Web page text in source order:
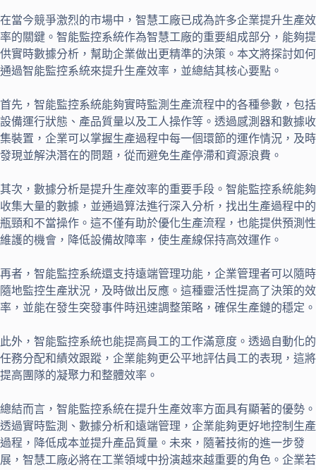
在當今競爭激烈的市場中，智慧工廠已成為許多企業提升生產效
率的關鍵。智能監控系統作為智慧工廠的重要組成部分，能夠提
供實時數據分析，幫助企業做出更精準的決策。本文將探討如何
通過智能監控系統來提升生產效率，並總結其核心要點。
首先，智能監控系統能夠實時監測生產流程中的各種參數，包括
設備運行狀態、產品質量以及工人操作等。透過感測器和數據收
集裝置，企業可以掌握生產過程中每一個環節的運作情況，及時
發現並解決潛在的問題，從而避免生產停滯和資源浪費。
其次，數據分析是提升生產效率的重要手段。智能監控系統能夠
收集大量的數據，並通過算法進行深入分析，找出生產過程中的
瓶頸和不當操作。這不僅有助於優化生產流程，也能提供預測性
維護的機會，降低設備故障率，使生產線保持高效運作。
再者，智能監控系統還支持遠端管理功能，企業管理者可以隨時
隨地監控生產狀況，及時做出反應。這種靈活性提高了決策的效
率，並能在發生突發事件時迅速調整策略，確保生產鏈的穩定。
此外，智能監控系統也能提高員工的工作滿意度。透過自動化的
任務分配和績效跟蹤，企業能夠更公平地評估員工的表現，這將
提高團隊的凝聚力和整體效率。
總結而言，智能監控系統在提升生產效率方面具有顯著的優勢。
透過實時監測、數據分析和遠端管理，企業能夠更好地控制生產
過程，降低成本並提升產品質量。未來，隨著技術的進一步發
展，智慧工廠必將在工業領域中扮演越來越重要的角色。企業若